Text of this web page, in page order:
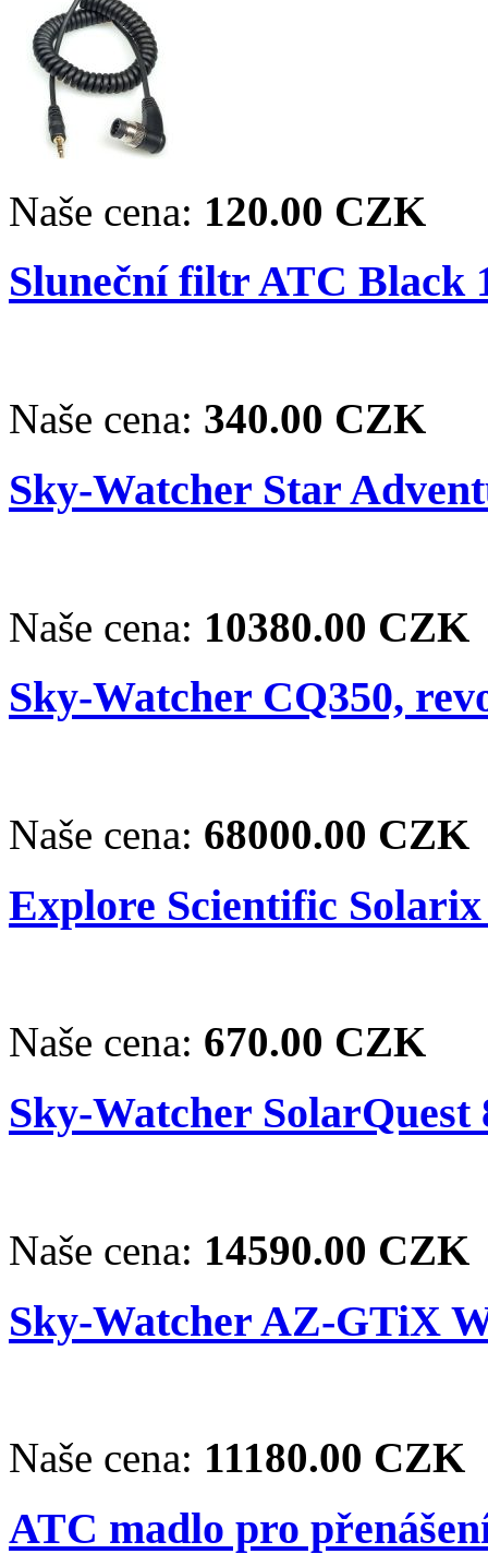
Naše cena: 120.00 CZK
Sluneční filtr ATC Black
Naše cena: 340.00 CZK
Sky-Watcher Star
Naše cena: 10380.00 CZK
Sky-Watcher CQ350,
Naše cena: 68000.00 CZK
Explore Scientific
Naše cena: 670.00 CZK
Sky-Watcher SolarQuest
Naše cena: 14590.00 CZK
Sky-Watcher AZ-GTiX
Naše cena: 11180.00 CZK
ATC madlo pro